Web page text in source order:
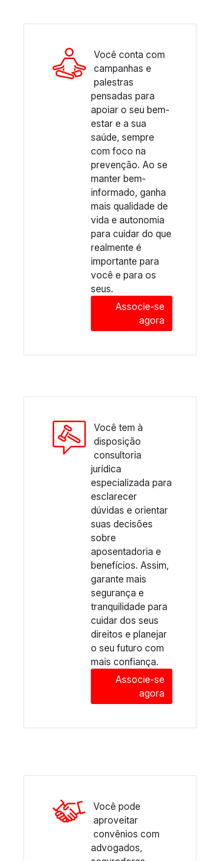
Você conta com
campanhas e
palestras
pensadas para
apoiar o seu bem-
estar e a sua
saúde, sempre
com foco na
prevenção. Ao se
manter bem-
informado, ganha
mais qualidade de
vida e autonomia
para cuidar do que
realmente é
importante para
você e para os
seus.
Associe-se
agora
Você tem à
disposição
consultoria
jurídica
especializada para
esclarecer
dúvidas e orientar
suas decisões
sobre
aposentadoria e
benefícios. Assim,
garante mais
segurança e
tranquilidade para
cuidar dos seus
direitos e planejar
o seu futuro com
mais confiança.
Associe-se
agora
Você pode
aproveitar
convênios com
advogados,